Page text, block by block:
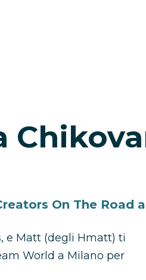
On The Road a
e Matt (degli Hmatt) ti
World a Milano per